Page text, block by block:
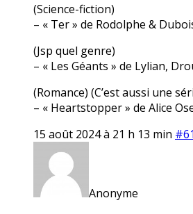
(Science-fiction)
– « Ter » de Rodolphe &
(Jsp quel genre)
– « Les Géants » de Lylian,
(Romance) (C’est aussi une
– « Heartstopper » de Alice
15 août 2024 à 21 h 13 min
Anonyme